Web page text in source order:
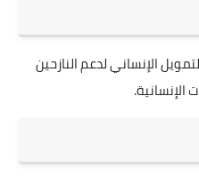
الإنساني لدعم النازحين